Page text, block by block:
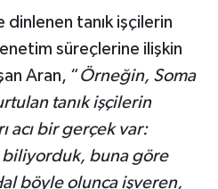
dinlenen tanık işçilerin
süreçlerine ilişkin
Aran, “ Örneğin, Soma
tanık işçilerin
acı bir gerçek var:
biliyorduk, buna göre
böyle olunca işveren,